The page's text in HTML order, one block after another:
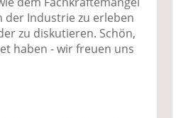
der Industrie zu erleben
zu diskutieren. Schön,
haben - wir freuen uns